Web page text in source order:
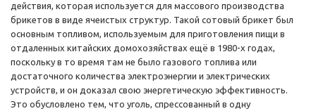
действия, которая используется для массового производства
брикетов в виде ячеистых структур. Такой сотовый брикет был
основным топливом, используемым для приготовления пищи в
отдаленных китайских домохозяйствах ещё в 1980-х годах,
поскольку в то время там не было газового топлива или
достаточного количества электроэнергии и электрических
устройств, и он доказал свою энергетическую эффективность.
Это обусловлено тем, что уголь, спрессованный в одну